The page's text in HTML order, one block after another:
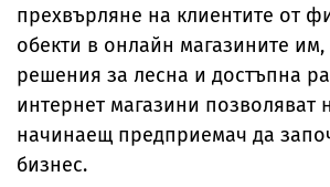
прехвърляне на клиентите от
обекти в онлайн магазините
решения за лесна и достъпна
интернет магазини позволяват
начинаещ предприемач да
бизнес.